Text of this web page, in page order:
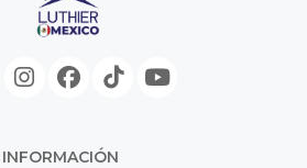
INFORMACIÓN